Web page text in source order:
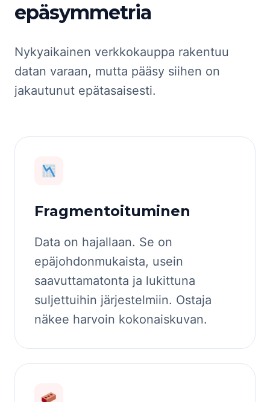
epäsymmetria
Nykyaikainen verkkokauppa rakentuu
datan varaan, mutta pääsy siihen on
jakautunut epätasaisesti.
Fragmentoituminen
Data on hajallaan. Se on
epäjohdonmukaista, usein
saavuttamatonta ja lukittuna
suljettuihin järjestelmiin. Ostaja
näkee harvoin kokonaiskuvan.